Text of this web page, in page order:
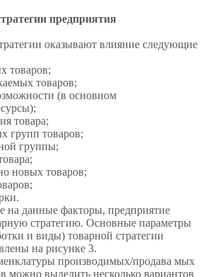
предприятия
оказывают влияние следующие
товаров;
товаров;
(в основном
товара;
групп товаров;
группы;
новых товаров;
на данные факторы, предприятие
стратегию. Основные параметры
и виды) товарной стратегии
на рисунке 3.
производимых/продава мых
можно выделить несколько вариантов